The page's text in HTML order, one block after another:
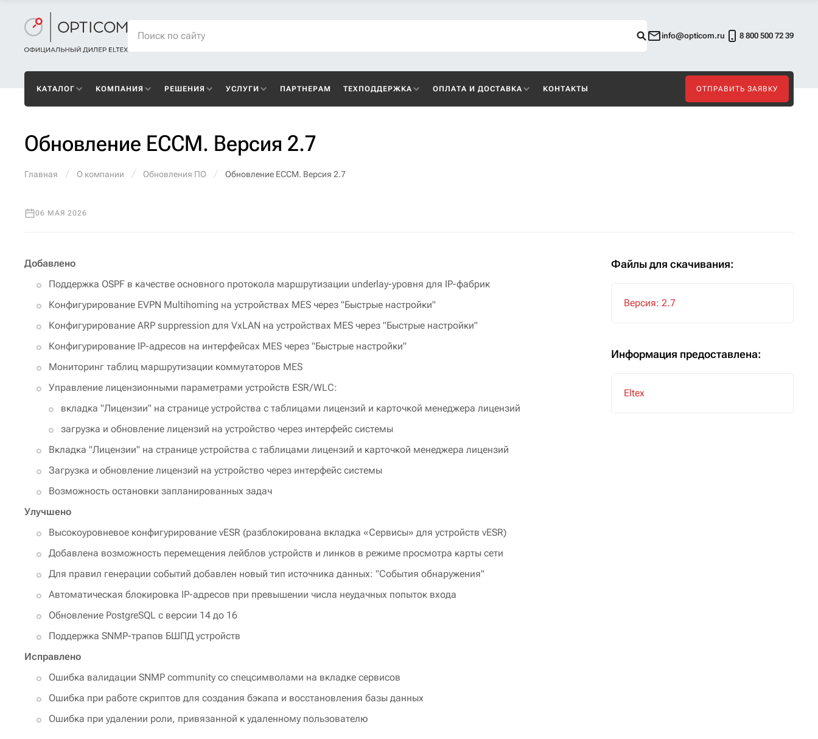
info@opticom.ru 8 800 500 72 39
КАТАЛОГ КОМПАНИЯ РЕШЕНИЯ УСЛУГИ ПАРТНЕРАМ ТЕХПОДДЕРЖКА ОПЛАТА И ДОСТАВКА КОНТАКТЫ ОТПРАВИТЬ ЗАЯВКУ
Обновление ECCM. Версия 2.7
Главная О компании Обновления ПО Обновление ECCM. Версия 2.7
06 МАЯ 2026
Добавлено
Поддержка OSPF в качестве основного протокола маршрутизации underlay-уровня для IP-фабрик
Конфигурирование EVPN Multihoming на устройствах MES через "Быстрые настройки"
Конфигурирование ARP suppression для VxLAN на устройствах MES через "Быстрые настройки"
Конфигурирование IP-адресов на интерфейсах MES через "Быстрые настройки"
Мониторинг таблиц маршрутизации коммутаторов MES
Управление лицензионными параметрами устройств ESR/WLC:
вкладка "Лицензии" на странице устройства с таблицами лицензий и карточкой менеджера лицензий
загрузка и обновление лицензий на устройство через интерфейс системы
Вкладка "Лицензии" на странице устройства с таблицами лицензий и карточкой менеджера лицензий
Загрузка и обновление лицензий на устройство через интерфейс системы
Возможность остановки запланированных задач
Улучшено
Высокоуровневое конфигурирование vESR (разблокирована вкладка «Сервисы» для устройств vESR)
Добавлена возможность перемещения лейблов устройств и линков в режиме просмотра карты сети
Для правил генерации событий добавлен новый тип источника данных: "События обнаружения"
Автоматическая блокировка IP-адресов при превышении числа неудачных попыток входа
Обновление PostgreSQL с версии 14 до 16
Поддержка SNMP-трапов БШПД устройств
Исправлено
Ошибка валидации SNMP community со спецсимволами на вкладке сервисов
Ошибка при работе скриптов для создания бэкапа и восстановления базы данных
Ошибка при удалении роли, привязанной к удаленному пользователю
Файлы для скачивания:
Версия: 2.7
Информация предоставлена:
Eltex